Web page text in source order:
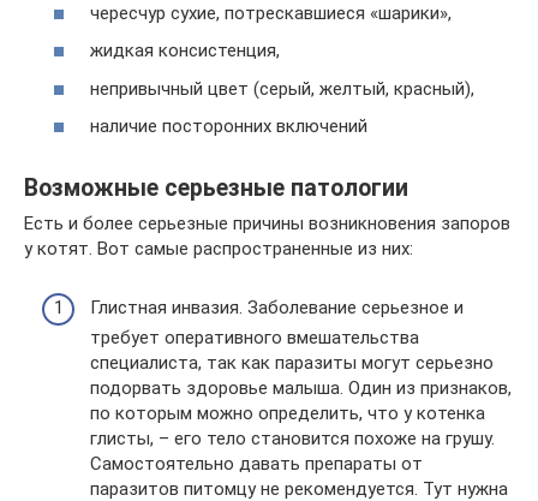
чересчур сухие, потрескавшиеся «шарики»,
жидкая консистенция,
непривычный цвет (серый, желтый, красный),
наличие посторонних включений
Возможные серьезные патологии
Есть и более серьезные причины возникновения запоров
у котят. Вот самые распространенные из них:
Глистная инвазия. Заболевание серьезное и
требует оперативного вмешательства
специалиста, так как паразиты могут серьезно
подорвать здоровье малыша. Один из признаков,
по которым можно определить, что у котенка
глисты, – его тело становится похоже на грушу.
Самостоятельно давать препараты от
паразитов питомцу не рекомендуется. Тут нужна